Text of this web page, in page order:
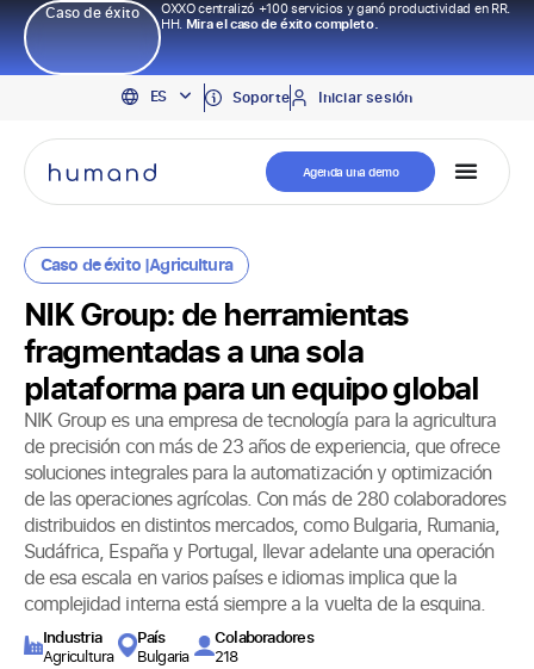
Caso de éxito
OXXO centralizó +100 servicios y ganó productividad en RR.
HH.Mira el caso de éxito completo.
ES
EN
PT
Soporte Iniciar sesión
Agenda una demo
Caso de éxito |Agricultura
NIK Group: de herramientas
fragmentadas a una sola
plataforma para un equipo global
NIK Group es una empresa de tecnología para la agricultura
de precisión con más de 23 años de experiencia, que ofrece
soluciones integrales para la automatización y optimización
de las operaciones agrícolas. Con más de 280 colaboradores
distribuidos en distintos mercados, como Bulgaria, Rumania,
Sudáfrica, España y Portugal, llevar adelante una operación
de esa escala en varios países e idiomas implica que la
complejidad interna está siempre a la vuelta de la esquina.
Industria
Agricultura
País
Bulgaria
Colaboradores
218